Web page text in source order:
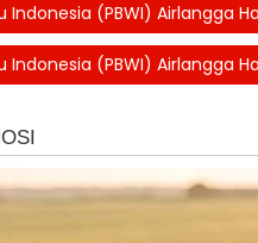
Indonesia (PBWI) Airlangga
Indonesia (PBWI) Airlangga